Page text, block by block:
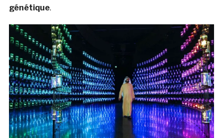
génétique.